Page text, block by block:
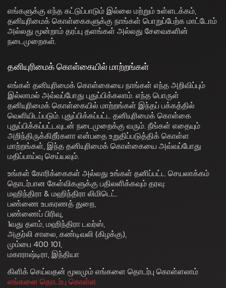
எங்களுக்கு எந்த கட்டுப்பாடும் இல்லை மற்றும் உள்ளடக்கம்,
தனியுரிமைக் கொள்கைகளுக்கு நாங்கள் பொறுப்பேற்க மாட்டோம்
அல்லது மூன்றாம் தரப்பு தளங்கள் அல்லது சேவைகளின்
நடைமுறைகள்.
தனியுரிமைக் கொள்கையில் மாற்றங்கள்
எங்கள் தனியுரிமைக் கொள்கையை நாங்கள் எந்த அறிவிப்பும்
இல்லாமல் அவ்வப்போது புதுப்பிக்கலாம். எந்த பொருள்
தனியுரிமைக் கொள்கையில் மாற்றங்கள் இந்தப் பக்கத்தில்
வெளியிடப்படும். புதுப்பிக்கப்பட்ட தனியுரிமைக் கொள்கை
புதுப்பிக்கப்பட்டவுடன் நடைமுறைக்கு வரும். நீங்கள் எதையும்
அறிந்திருக்கிறீர்களா என்பதை உறுதிப்படுத்திக் கொள்ள
மாற்றங்கள், இந்த தனியுரிமைக் கொள்கையை அவ்வப்போது
மதிப்பாய்வு செய்யவும்.
உங்கள் கோரிக்கைகள் அல்லது உங்கள் தனிப்பட்ட செயலாக்கம்
தொடர்பான கேள்விகளுக்கு பதிலளிக்கவும் தரவு:
மஹிந்திரா & மஹிந்திரா லிமிடெட்.
பண்ணை உபகரணத் துறை,
பண்ணைப் பிரிவு,
1வது தளம், மஹிந்திரா டவர்ஸ்,
அகுர்லி சாலை, கண்டிவலி (கிழக்கு),
மும்பை 400 101,
மகாராஷ்டிரா, இந்தியா
கிளிக் செய்வதன் மூலமும் எங்களை தொடர்பு கொள்ளலாம்
எங்களை தொடர்பு கொள்ள